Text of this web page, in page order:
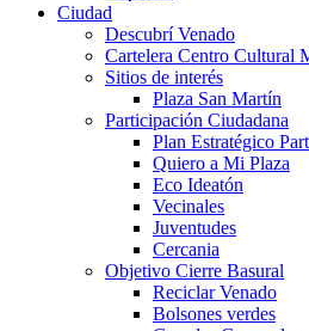
Ciudad
Descubrí Venado
Cartelera Centro Cultural
Sitios de interés
Plaza San Martín
Participación Ciudadana
Plan Estratégico
Quiero a Mi Plaza
Eco Ideatón
Vecinales
Juventudes
Cercania
Objetivo Cierre Basural
Reciclar Venado
Bolsones verdes